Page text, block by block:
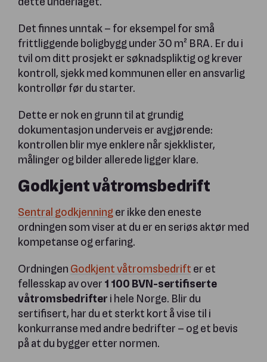
Det finnes unntak – for eksempel for små
frittliggende boligbygg under 30 m² BRA. Er du i
tvil om ditt prosjekt er søknadspliktig og krever
kontroll, sjekk med kommunen eller en ansvarlig
kontrollør før du starter.
Dette er nok en grunn til at grundig
dokumentasjon underveis er avgjørende:
kontrollen blir mye enklere når sjekklister,
målinger og bilder allerede ligger klare.
Godkjent våtromsbedrift
Sentral godkjenning er ikke den eneste
ordningen som viser at du er en seriøs aktør med
kompetanse og erfaring.
Ordningen Godkjent våtromsbedrift er et
fellesskap av over 1 100 BVN-sertifiserte
våtromsbedrifter i hele Norge. Blir du
sertifisert, har du et sterkt kort å vise til i
konkurranse med andre bedrifter – og et bevis
på at du bygger etter normen.